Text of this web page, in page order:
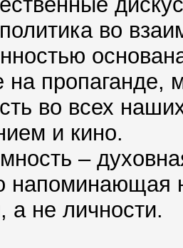
во
на пропаганде,
во всех
и кино.
–
напоминающая
а не личности.